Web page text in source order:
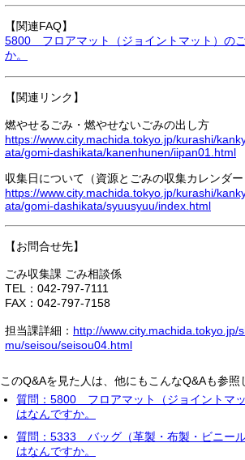
【関連FAQ】
5800 フロアマット（ジョイントマット）の
か。
【関連リンク】
燃やせるごみ・燃やせないごみの出し方
https://www.city.machida.tokyo.jp/kurashi/
ata/gomi-dashikata/kanenhunen/iipan01.html
収集日について（資源とごみの収集カレンダー
https://www.city.machida.tokyo.jp/kurashi/
ata/gomi-dashikata/syuusyuu/index.html
【お問合せ先】
ごみ収集課 ごみ相談係
TEL：042-797-7111
FAX：042-797-7158
担当課詳細： http://www.city.machida.tokyo.jp/
mu/seisou/seisou04.html
このQ&Aを見た人は、他にもこんなQ&Aも参照
質問：5800 フロアマット（ジョイントマ
はなんですか。
質問：5333 バッグ（革製・布製・ビニー
はなんですか。